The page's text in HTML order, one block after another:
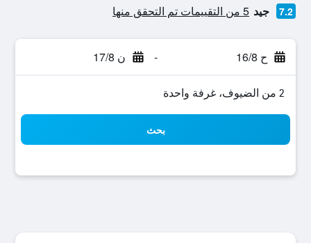
7.2 جيد 5 من التقييمات تم التحقق منها
ح 16/8 - ن 17/8
2 من الضيوف، غرفة واحدة
بحث